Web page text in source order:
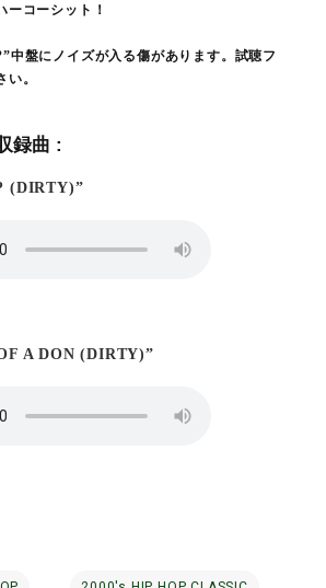
ーコーシット！
盤にノイズが入る傷があります。試聴フ
い。
録曲 :
(DIRTY)”
A DON (DIRTY)”